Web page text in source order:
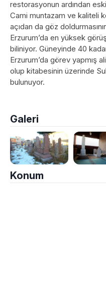
restorasyonun ardından
Cami muntazam ve kaliteli
açıdan da göz
Erzurum’da en yüksek
biliniyor. Güneyinde 40
Erzurum’da görev yapmış
olup kitabesinin üzerinde
bulunuyor.
Galeri
Konum